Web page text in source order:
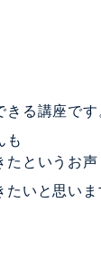
きる講座です
も
たというお
たいと思い